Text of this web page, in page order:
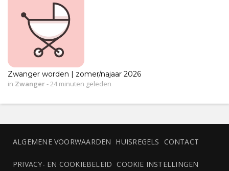
Zwanger worden | zomer/najaar 2026
in Zwanger-24 minuten geleden
ALGEMENE VOORWAARDEN HUISREGELS CONTACT
PRIVACY- EN COOKIEBELEID COOKIE INSTELLINGEN